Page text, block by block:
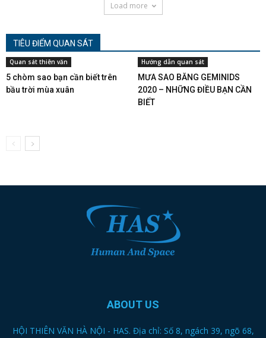
Load more
TIÊU ĐIỂM QUAN SÁT
Quan sát thiên văn
5 chòm sao bạn cần biết trên
bầu trời mùa xuân
Hướng dẫn quan sát
MƯA SAO BĂNG GEMINIDS
2020 – NHỮNG ĐIỀU BẠN CẦN
BIẾT
ABOUT US
HỘI THIÊN VĂN HÀ NỘI - HAS. Địa chỉ: Số 8, ngách 39, ngõ 68,